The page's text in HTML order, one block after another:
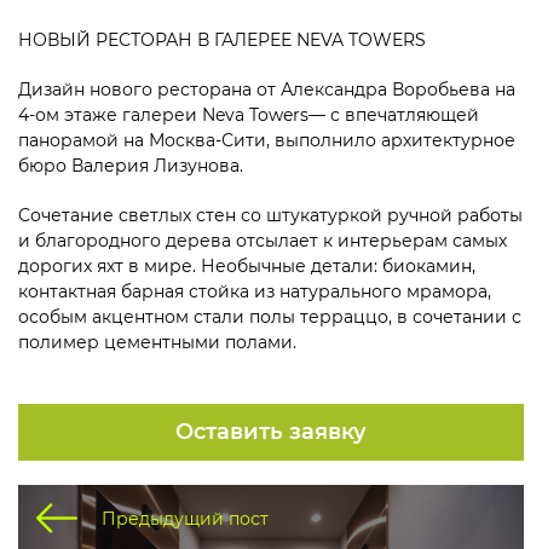
НОВЫЙ РЕСТОРАН В ГАЛЕРЕЕ NEVA TOWERS
Дизайн нового ресторана от Александра Воробьева на
4-ом этаже галереи Neva Towers— с впечатляющей
панорамой на Москва-Сити, выполнило архитектурное
бюро Валерия Лизунова.
Сочетание светлых стен со штукатуркой ручной работы
и благородного дерева отсылает к интерьерам самых
дорогих яхт в мире. Необычные детали: биокамин,
контактная барная стойка из натурального мрамора,
особым акцентном стали полы терраццо, в сочетании с
полимер цементными полами.
Оставить заявку
Предыдущий пост